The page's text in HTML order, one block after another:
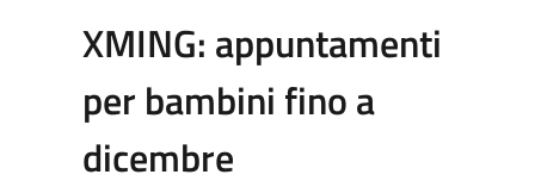
XMING: appuntamenti
per bambini fino a
dicembre